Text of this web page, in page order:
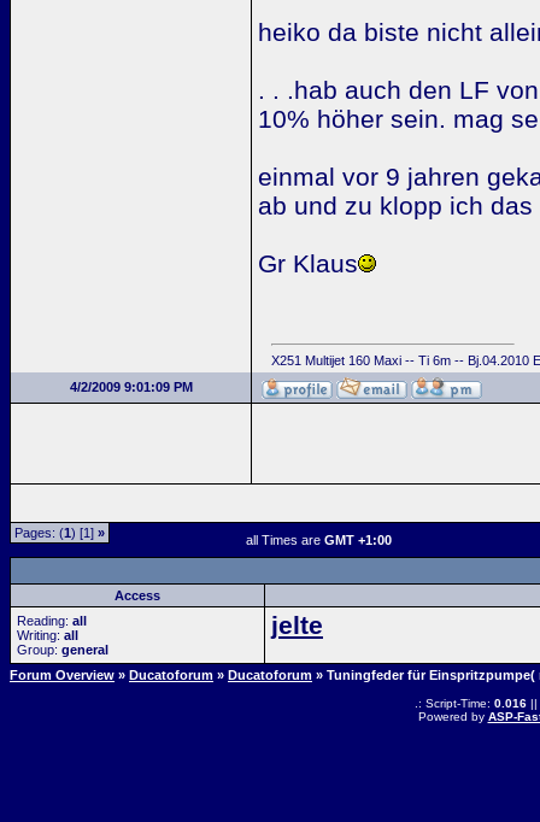
heiko da biste nicht
. . .hab auch den LF
10% höher sein. mag
einmal vor 9 jahren
ab und zu klopp ich
Gr Klaus
X251 Multijet 160 Maxi -- Ti 6m -- Bj.04.2010
4/2/2009 9:01:09 PM
Pages: (1) [1] » all Times are GMT +1:00
Access
Reading: all
Writing: all
Group: general
jelte
Forum Overview » Ducatoforum » Ducatoforum » Tuningfeder für Einspritzpumpe(
.: Script-Time: 0.016 ||
Powered by ASP-